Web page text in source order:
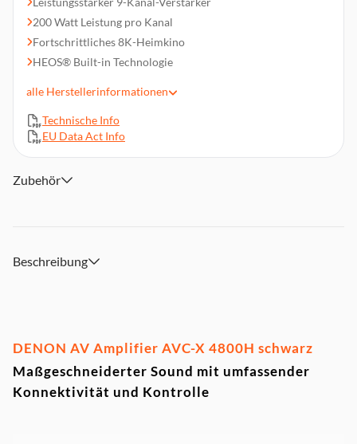
200 Watt Leistung pro Kanal
Fortschrittliches 8K-Heimkino
HEOS® Built-in Technologie
Dolby Atmos, DTS:X, IMAX Enhanced, Auro-3D
Abmessung (B x T x H): 43,4 x 38,9 x 16,7 cm
Flexible Konfiguration
Einfache Einrichtung und Audyssey Raumkorrektur-System
alle Herstellerinformationen
Technische Info
EU Data Act Info
Zubehör
Beschreibung
DENON AV Amplifier AVC-X 4800H schwarz
Maßgeschneiderter Sound mit umfassender
Konnektivität und Kontrolle